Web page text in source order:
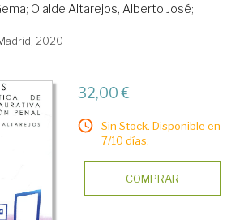
; Olalde Altarejos, Alberto José;
2020
32,00 €
Sin Stock. Disponible en
7/10 días.
COMPRAR